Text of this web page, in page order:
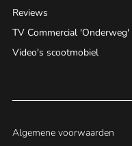
Reviews
TV Commercial 'Onderweg'
Video's scootmobiel
Algemene voorwaarden